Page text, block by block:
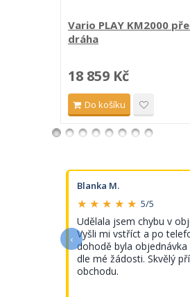
Vario PLAY KM2000
dráha
18 859 Kč
Do košíku
Blanka M.
★ ★ ★ ★ ★ 5/5
Udělala jsem chybu v
Vyšli mi vstříct a po
dohodě byla objednávka
dle mé žádosti. Skvělý
obchodu.
‹